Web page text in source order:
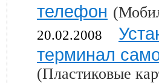
телефон
20.02.2008
терминал
(Пластиковые